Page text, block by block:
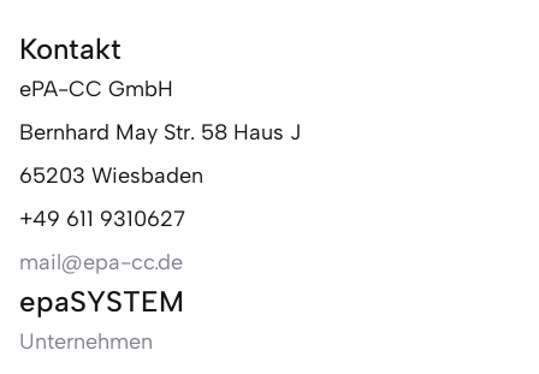
Kontakt
ePA-CC GmbH
Bernhard May Str. 58 Haus J
65203 Wiesbaden
+49 611 9310627
mail@epa-cc.de
epaSYSTEM
Unternehmen